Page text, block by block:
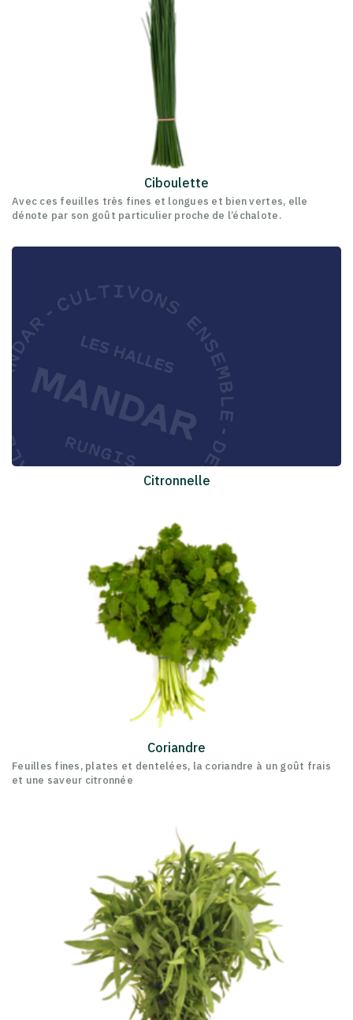
Ciboulette
Avec ces feuilles très fines et longues et bien vertes, elle
dénote par son goût particulier proche de l’échalote.
Citronnelle
Coriandre
Feuilles fines, plates et dentelées, la coriandre à un goût frais
et une saveur citronnée